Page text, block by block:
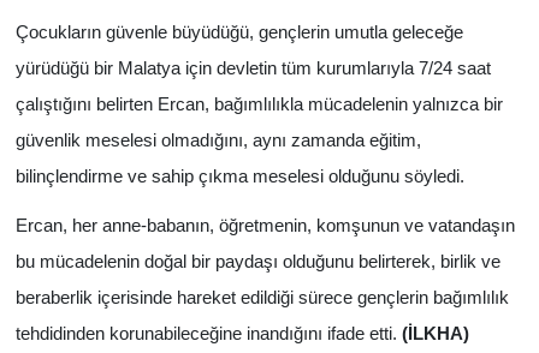
Çocukların güvenle büyüdüğü, gençlerin umutla geleceğe
yürüdüğü bir Malatya için devletin tüm kurumlarıyla 7/24 saat
çalıştığını belirten Ercan, bağımlılıkla mücadelenin yalnızca bir
güvenlik meselesi olmadığını, aynı zamanda eğitim,
bilinçlendirme ve sahip çıkma meselesi olduğunu söyledi.
Ercan, her anne-babanın, öğretmenin, komşunun ve vatandaşın
bu mücadelenin doğal bir paydaşı olduğunu belirterek, birlik ve
beraberlik içerisinde hareket edildiği sürece gençlerin bağımlılık
tehdidinden korunabileceğine inandığını ifade etti. (İLKHA)